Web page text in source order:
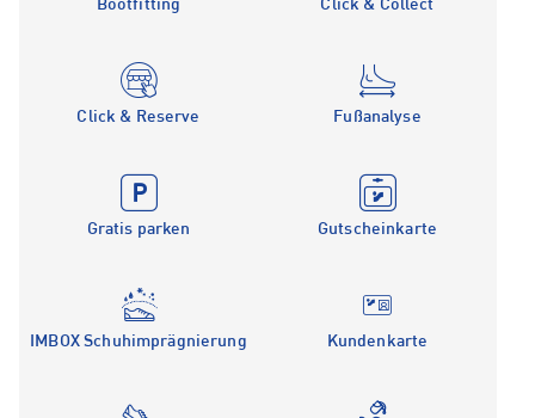
Bootfitting Click & Collect
Click & Reserve Fußanalyse
Gratis parken Gutscheinkarte
IMBOX Schuhimprägnierung Kundenkarte